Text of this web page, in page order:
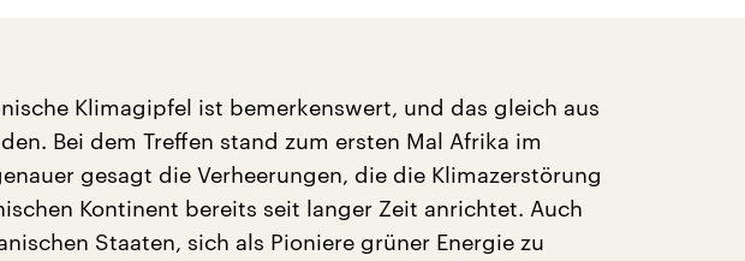
Klimagipfel ist bemerkenswert, und das gleich aus
Bei dem Treffen stand zum ersten Mal Afrika im
gesagt die Verheerungen, die die Klimazerstörung
Kontinent bereits seit langer Zeit anrichtet. Auch
Staaten, sich als Pioniere grüner Energie zu